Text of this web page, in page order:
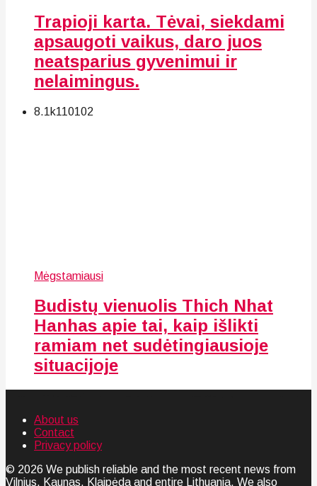
Trapioji karta. Tėvai, siekdami
apsaugoti vaikus, daro juos
neatsparius gyvenimui ir
nelaimingus.
8.1k110102
Mėgstamiausi
Budistų vienuolis Thich Nhat
Hanhas apie tai, kaip išlikti
ramiam net sudėtingiausioje
situacijoje
About us
Contact
Privacy policy
© 2026 We publish reliable and the most recent news from
Vilnius, Kaunas, Klaipėda and entire Lithuania. We also